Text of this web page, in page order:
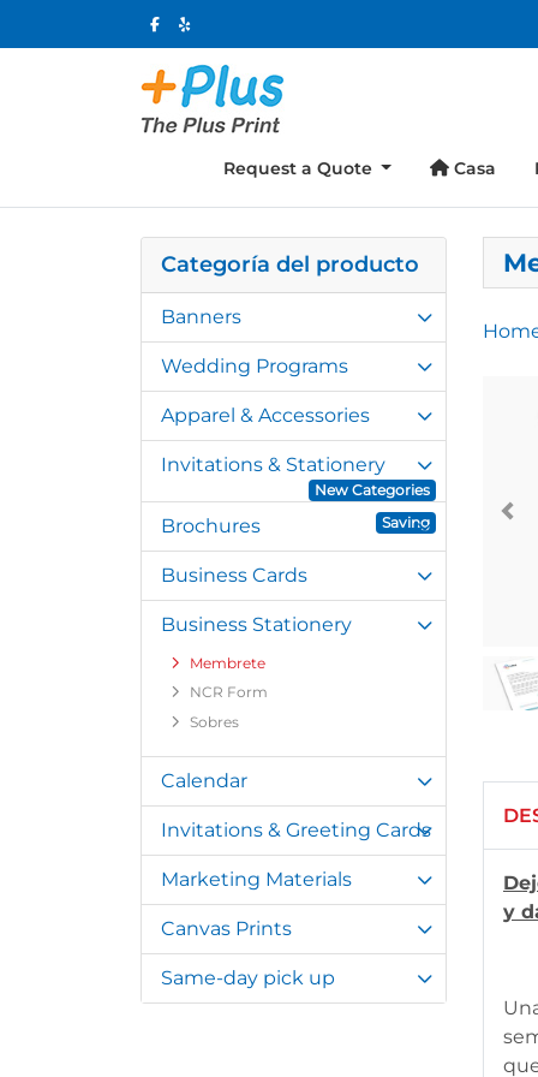
Request a Quote Casa
Casa
Categoría del producto
Banners
Wedding Programs
Apparel & Accessories
Invitations & Stationery
New Categories
Brochures Saving
Business Cards
Business Stationery
Membrete
NCR Form
Sobres
Calendar
Invitations & Greeting Cards
Marketing Materials
Canvas Prints
Same-day pick up
y